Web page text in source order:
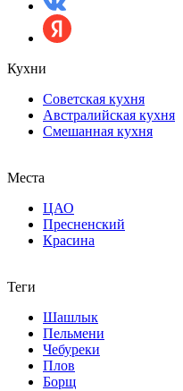
Кухни
Советская кухня
Австралийская кухня
Смешанная кухня
Места
ЦАО
Пресненский
Красина
Теги
Шашлык
Пельмени
Чебуреки
Плов
Борщ